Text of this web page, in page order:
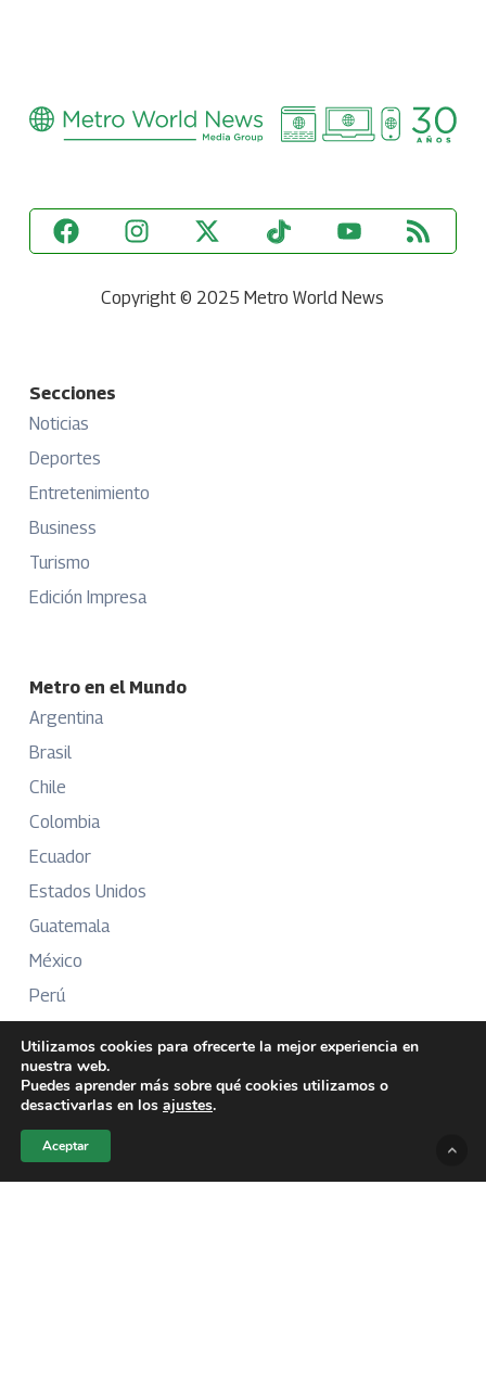
Copyright © 2025 Metro World News
Secciones
Noticias
Deportes
Entretenimiento
Business
Turismo
Edición Impresa
Metro en el Mundo
Argentina
Brasil
Chile
Colombia
Ecuador
Estados Unidos
Guatemala
México
Perú
Más Información
Sobre Nosotros
Directorio
Utilizamos cookies para ofrecerte la mejor experiencia en
nuestra web.
Puedes aprender más sobre qué cookies utilizamos o
desactivarlas en los ajustes.
Aceptar